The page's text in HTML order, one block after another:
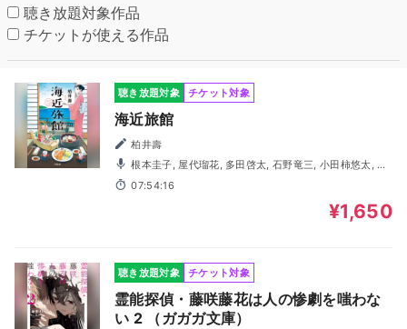
聴き放題対象作品
チケットが使える作品
聴き放題対象 チケット対象
海近旅館
柏井壽
根本圭子, 屋代瑠花, 多田啓太, 石野竜三, 小田柿悠太, 白
石兼斗, 馬場惇平, 小針彩希, 藤井隼, 樫井笙人
07:54:16
¥1,650
聴き放題対象 チケット対象
霊能探偵・藤咲藤花は人の惨劇を嗤わな
い 2 （ガガガ文庫）